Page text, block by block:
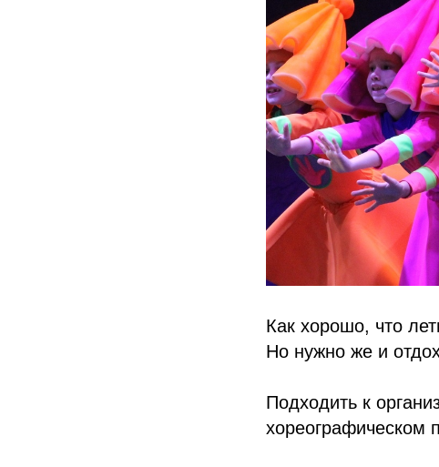
Как хорошо, что
Но нужно же и
Подходить к
хореографическом